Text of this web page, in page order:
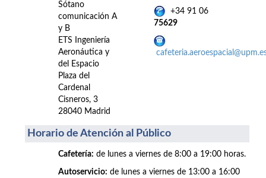
Sótano
comunicación A
y B
ETS Ingeniería
Aeronáutica y
del Espacio
Plaza del
Cardenal
Cisneros, 3
28040 Madrid
+34 91 06
75629
Horario de Atención al Público
Cafetería: de lunes a viernes de 8:00 a 19:00 horas.
Autoservicio: de lunes a viernes de 13:00 a 16:00